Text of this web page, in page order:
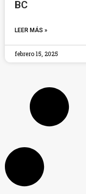
BC
LEER MÁS »
febrero 15, 2025